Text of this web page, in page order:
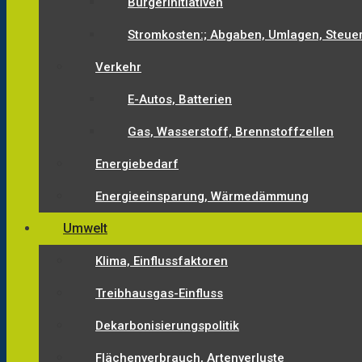
Stromkosten:; Abgaben, Umlagen,
Verkehr
E-Autos, Batterien
Gas, Wasserstoff, Brennstoffzellen
Energiebedarf
Energieeinsparung, Wärmedämmung
Umwelt
Klima, Einflussfaktoren
Treibhausgas-Einfluss
Dekarbonisierungspolitik
Flächenverbrauch, Artenverluste